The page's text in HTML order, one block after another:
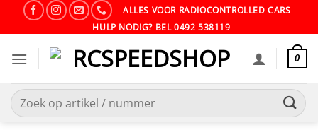
ALLES VOOR RADIOCONTROLLED CARS
HULP NODIG? BEL 0492 538119
0
Zoeken
naar: